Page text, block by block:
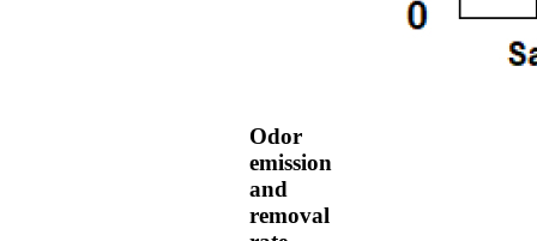
Odor
emission
and
removal